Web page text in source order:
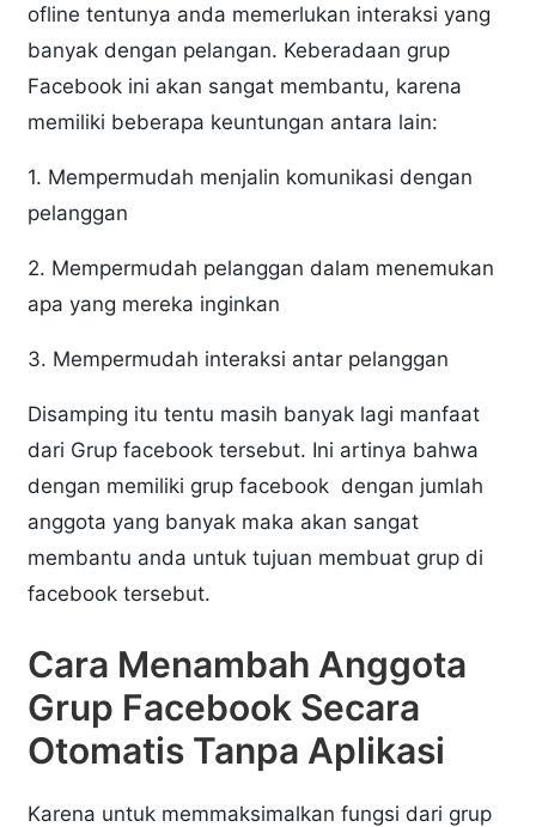
ofline tentunya anda memerlukan interaksi yang
banyak dengan pelangan. Keberadaan grup
Facebook ini akan sangat membantu, karena
memiliki beberapa keuntungan antara lain:
1. Mempermudah menjalin komunikasi dengan
pelanggan
2. Mempermudah pelanggan dalam menemukan
apa yang mereka inginkan
3. Mempermudah interaksi antar pelanggan
Disamping itu tentu masih banyak lagi manfaat
dari Grup facebook tersebut. Ini artinya bahwa
dengan memiliki grup facebook dengan jumlah
anggota yang banyak maka akan sangat
membantu anda untuk tujuan membuat grup di
facebook tersebut.
Cara Menambah Anggota
Grup Facebook Secara
Otomatis Tanpa Aplikasi
Karena untuk memmaksimalkan fungsi dari grup